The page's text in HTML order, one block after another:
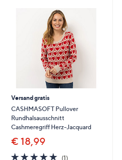
Versand gratis
CASHMASOFT Pullover
Rundhalsausschnitt
Cashmeregriff Herz-Jacquard
€ 18,99
5.0
(1)1